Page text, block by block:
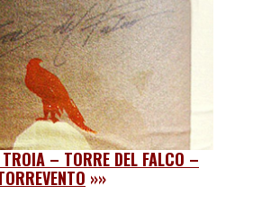
– TORRE DEL FALCO –
»»